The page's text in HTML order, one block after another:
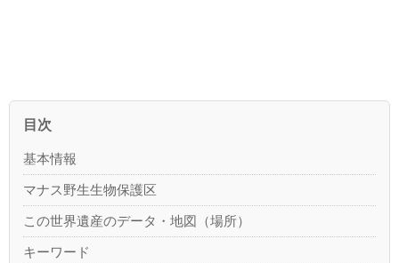
目次
基本情報
マナス野生生物保護区
この世界遺産のデータ・地図（場所）
キーワード